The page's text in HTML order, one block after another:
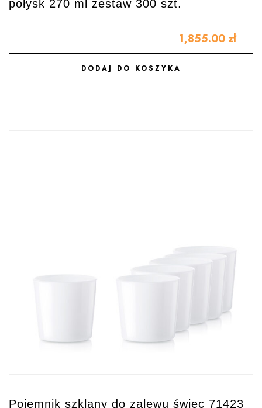
połysk 270 ml zestaw 300 szt.
1,855.00 zł
DODAJ DO KOSZYKA
DODAJ DO ULUBIONYCH
Pojemnik szklany do zalewu świec 71423